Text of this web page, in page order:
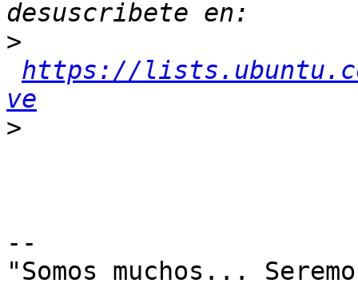
>
https://
ve
>
--
"Somos muchos...